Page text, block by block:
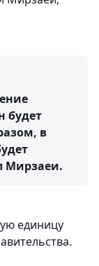
будет
в
Мирзаеи.
единицу